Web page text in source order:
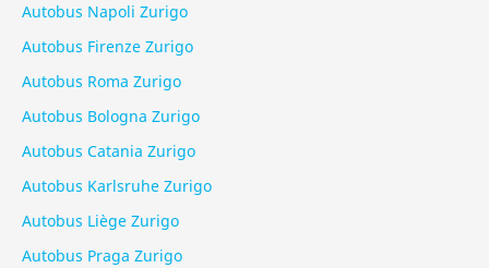
Autobus Napoli Zurigo
Autobus Firenze Zurigo
Autobus Roma Zurigo
Autobus Bologna Zurigo
Autobus Catania Zurigo
Autobus Karlsruhe Zurigo
Autobus Liège Zurigo
Autobus Praga Zurigo